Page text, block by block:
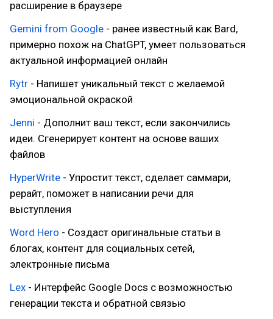
расширение в браузере
Gemini from Google - ранее известный как Bard,
примерно похож на ChatGPT, умеет пользоваться
актуальной информацией онлайн
Rytr - Напишет уникальный текст с желаемой
эмоциональной окраской
Jenni - Дополнит ваш текст, если закончились
идеи. Сгенерирует контент на основе ваших
файлов
HyperWrite - Упростит текст, сделает саммари,
рерайт, поможет в написании речи для
выступления
Word Hero - Создаст оригинальные статьи в
блогах, контент для социальных сетей,
электронные письма
Lex - Интерфейс Google Docs с возможностью
генерации текста и обратной связью